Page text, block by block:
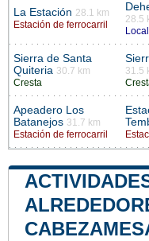
La Estación 28.1 km
Estación de ferrocarril
28.5
Sierra de Santa
Quiteria 30.7 km
Cresta
31.5
Apeadero Los
Batanejos 31.7 km
Estación de ferrocarril